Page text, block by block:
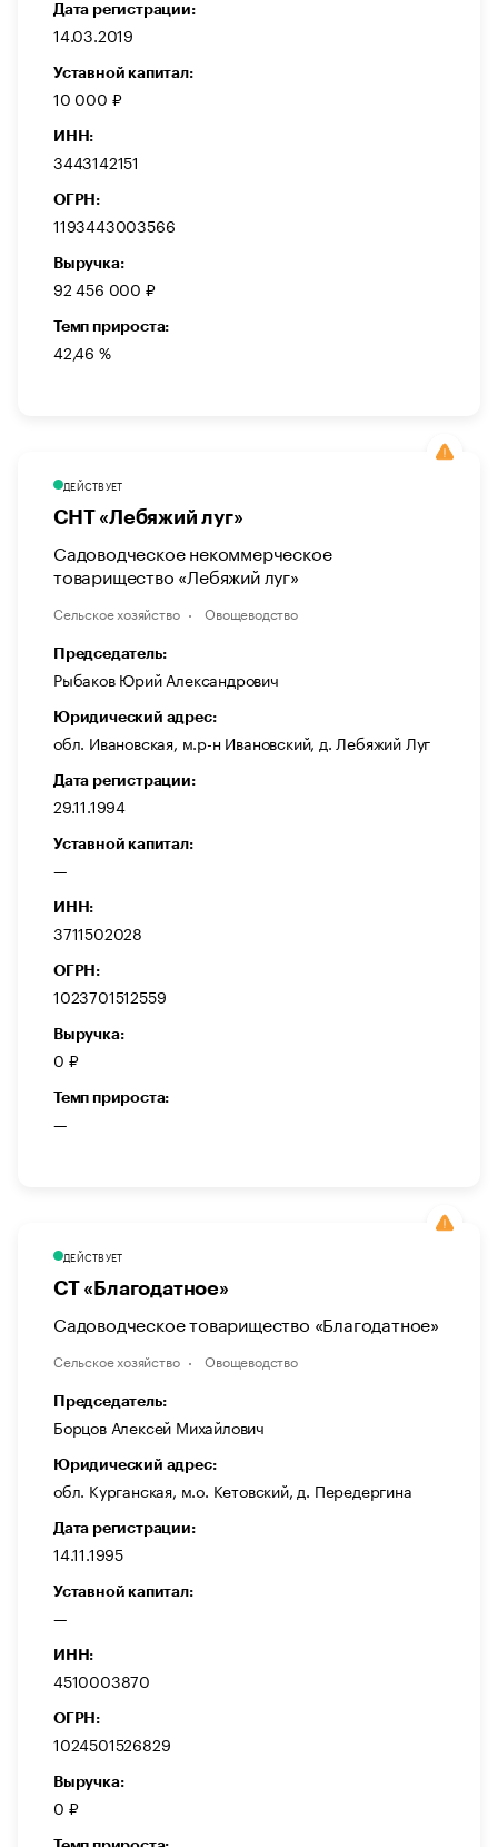
Дата регистрации:
14.03.2019
Уставной капитал:
10 000 ₽
ИНН:
3443142151
ОГРН:
1193443003566
Выручка:
92 456 000 ₽
Темп прироста:
42,46 %
ДЕЙСТВУЕТ
СНТ «Лебяжий луг»
Садоводческое некоммерческое
товарищество «Лебяжий луг»
Сельское хозяйство Овощеводство
Председатель:
Рыбаков Юрий Александрович
Юридический адрес:
обл. Ивановская, м.р-н Ивановский, д. Лебяжий Луг
Дата регистрации:
29.11.1994
Уставной капитал:
—
ИНН:
3711502028
ОГРН:
1023701512559
Выручка:
0 ₽
Темп прироста:
—
ДЕЙСТВУЕТ
СТ «Благодатное»
Садоводческое товарищество «Благодатное»
Сельское хозяйство Овощеводство
Председатель:
Борцов Алексей Михайлович
Юридический адрес:
обл. Курганская, м.о. Кетовский, д. Передергина
Дата регистрации:
14.11.1995
Уставной капитал:
—
ИНН:
4510003870
ОГРН:
1024501526829
Выручка:
0 ₽